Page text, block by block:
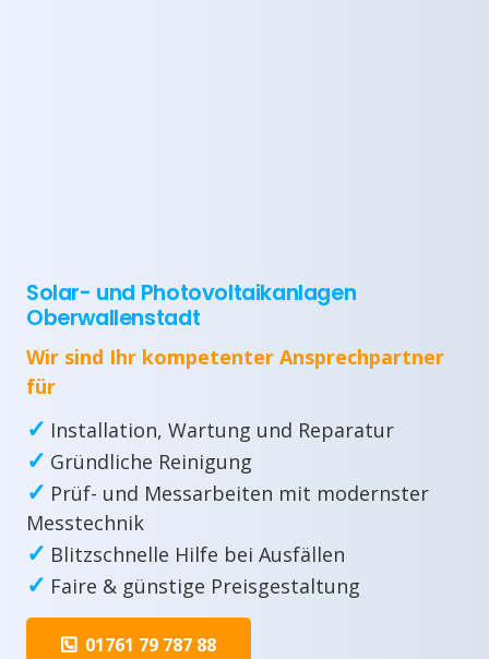
Solar- und Photovoltaikanlagen
Oberwallenstadt
Wir sind Ihr kompetenter Ansprechpartner
für
✓ Installation, Wartung und Reparatur
✓ Gründliche Reinigung
✓ Prüf- und Messarbeiten mit modernster
Messtechnik
✓ Blitzschnelle Hilfe bei Ausfällen
✓ Faire & günstige Preisgestaltung
01761 79 787 88